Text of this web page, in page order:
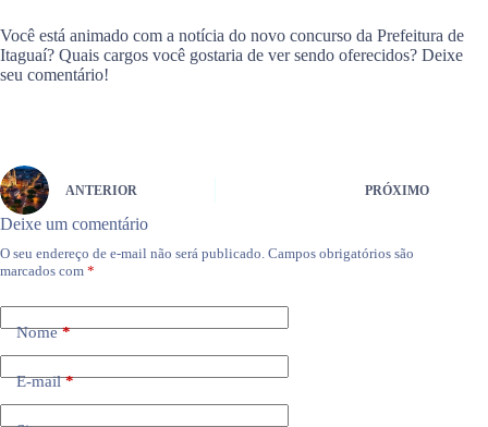
Você está animado com a notícia do novo concurso da Prefeitura de
Itaguaí? Quais cargos você gostaria de ver sendo oferecidos? Deixe
seu comentário!
ANTERIOR PRÓXIMO
Deixe um comentário
O seu endereço de e-mail não será publicado. Campos obrigatórios são
marcados com *
Nome*
E-mail*